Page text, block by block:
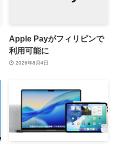
Apple Payがフィリピンで
利用可能に
2026年8月4日